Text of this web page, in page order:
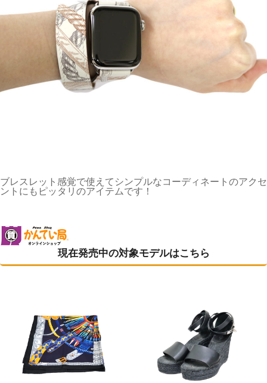
ブレスレット感覚で使えてシンプルなコーディネートのアクセ
ントにもピッタリのアイテムです！
現在発売中の対象モデルはこちら